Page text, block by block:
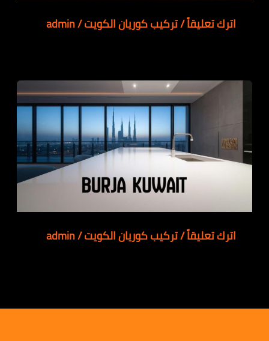
اترك تعليقاً/تركيب كوريان الكويت/
admin
اترك تعليقاً/تركيب كوريان الكويت/
admin